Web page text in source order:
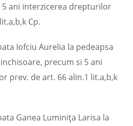
ani interzicerea drepturilor
Cp.
Iofciu Aurelia la pedeapsa
precum si 5 ani
prev. de art. 66 alin.1 lit.a,b,k
Ganea Luminiţa Larisa la